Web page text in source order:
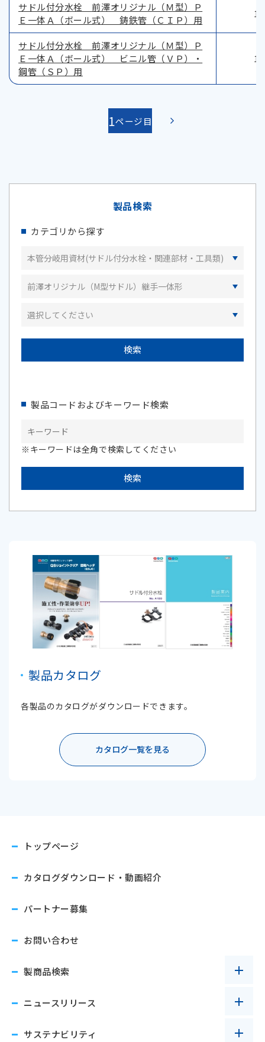
サドル付分水栓 前澤オリジナル（Ｍ型）Ｐ
Ｅ一体Ａ（ボール式） 鋳鉄管（ＣＩＰ）用
サドル付分水栓 前澤オリジナル（Ｍ型）Ｐ
Ｅ一体Ａ（ボール式） ビニル管（ＶＰ）・
鋼管（ＳＰ）用
1
製品検索
カテゴリから探す
製品コードおよびキーワード検索
※キーワードは全角で検索してください
製品カタログ
各製品のカタログがダウンロードできます。
カタログ一覧を見る
トップページ
カタログダウンロード ・動画紹介
パートナー募集
お問い合わせ
製商品検索
ニュースリリース
サステナビリティ